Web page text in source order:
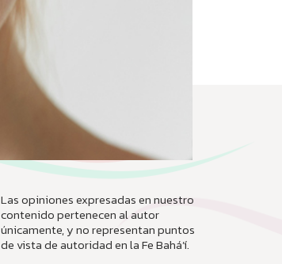
Las opiniones expresadas en nuestro
contenido pertenecen al autor
únicamente, y no representan puntos
de vista de autoridad en la Fe Bahá’í.